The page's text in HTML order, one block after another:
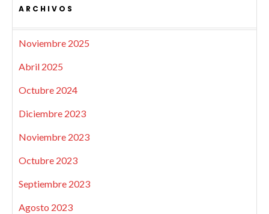
ARCHIVOS
Noviembre 2025
Abril 2025
Octubre 2024
Diciembre 2023
Noviembre 2023
Octubre 2023
Septiembre 2023
Agosto 2023